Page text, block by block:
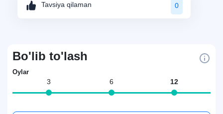
Tavsiya qilaman 0
Bo'lib to'lash
Oylar
3 6 12